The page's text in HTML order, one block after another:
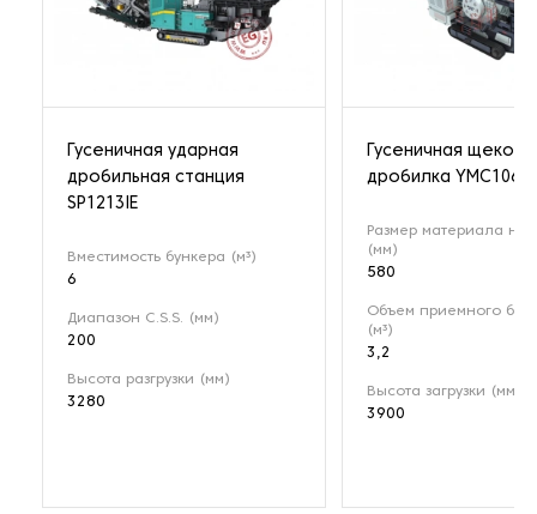
Гусеничная ударная
дробильная станция
SP1213IE
Вместимость бункера (м³)
6
Диапазон C.S.S. (мм)
200
Высота разгрузки (мм)
3280
Гусеничная
дробилка YMC106
Размер материала на
(мм)
580
Объем приемного
(м³)
3,2
Высота загрузки (мм)
3900